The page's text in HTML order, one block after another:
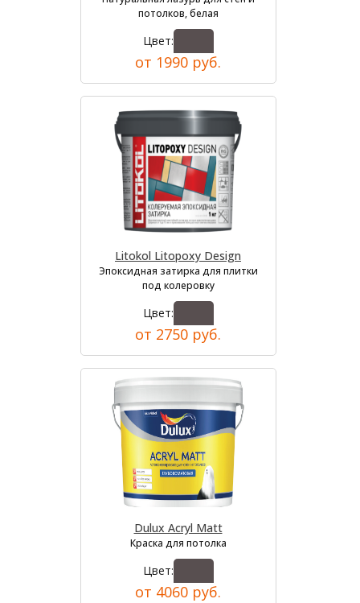
потолков, белая
Цвет:
от 1990 руб.
Litokol Litopoxy Design
Эпоксидная затирка для плитки
под колеровку
Цвет:
от 2750 руб.
Dulux Acryl Matt
Краска для потолка
Цвет:
от 4060 руб.